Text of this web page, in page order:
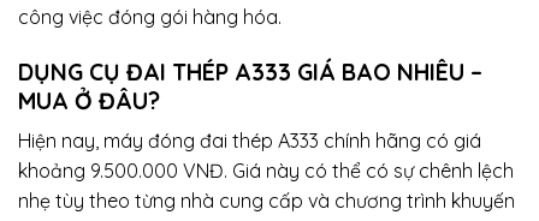
công việc đóng gói hàng hóa.
DỤNG CỤ ĐAI THÉP A333 GIÁ BAO NHIÊU –
MUA Ở ĐÂU?
Hiện nay, máy đóng đai thép A333 chính hãng có giá
khoảng 9.500.000 VNĐ. Giá này có thể có sự chênh lệch
nhẹ tùy theo từng nhà cung cấp và chương trình khuyến